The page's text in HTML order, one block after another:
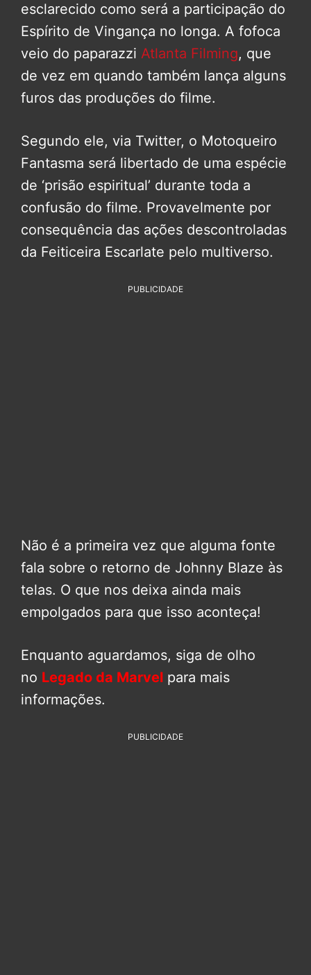
esclarecido como será a participação do
Espírito de Vingança no longa. A fofoca
veio do paparazzi Atlanta Filming, que
de vez em quando também lança alguns
furos das produções do filme.
Segundo ele, via Twitter, o Motoqueiro
Fantasma será libertado de uma espécie
de ‘prisão espiritual’ durante toda a
confusão do filme. Provavelmente por
consequência das ações descontroladas
da Feiticeira Escarlate pelo multiverso.
PUBLICIDADE
Não é a primeira vez que alguma fonte
fala sobre o retorno de Johnny Blaze às
telas. O que nos deixa ainda mais
empolgados para que isso aconteça!
Enquanto aguardamos, siga de olho
no Legado da Marvel para mais
informações.
PUBLICIDADE